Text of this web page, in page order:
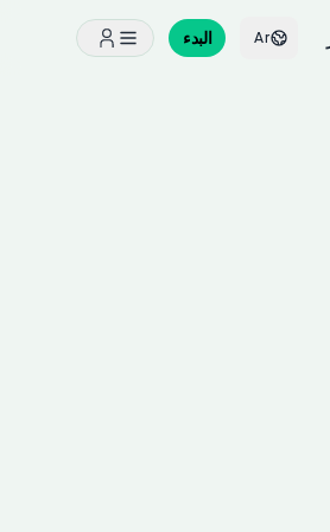
Ar البدء